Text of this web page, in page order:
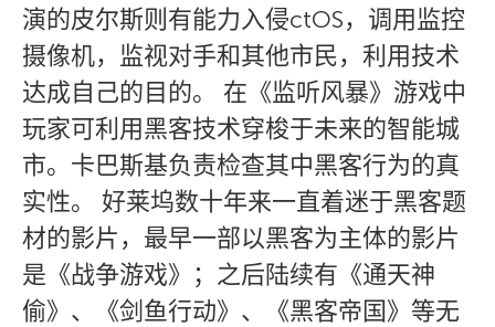
演的皮尔斯则有能力入侵ctOS，调用监控
摄像机，监视对手和其他市民，利用技术
达成自己的目的。 在《监听风暴》游戏中
玩家可利用黑客技术穿梭于未来的智能城
市。卡巴斯基负责检查其中黑客行为的真
实性。 好莱坞数十年来一直着迷于黑客题
材的影片，最早一部以黑客为主体的影片
是《战争游戏》；之后陆续有《通天神
偷》、《剑鱼行动》、《黑客帝国》等无